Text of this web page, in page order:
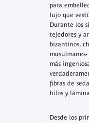
para
lujo que
Durante los
tejedores y
bizantinos,
más
fibras de
hilos y
Desde los